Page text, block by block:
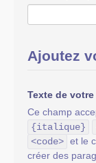
Ajoutez
Texte de
Ce champ
{italique}
<code> et le
créer des